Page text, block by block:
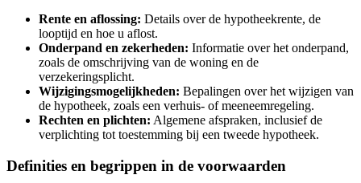
Rente en aflossing: Details over de hypotheekrente, de
looptijd en hoe u aflost.
Onderpand en zekerheden: Informatie over het onderpand,
zoals de omschrijving van de woning en de
verzekeringsplicht.
Wijzigingsmogelijkheden: Bepalingen over het wijzigen van
de hypotheek, zoals een verhuis- of meeneemregeling.
Rechten en plichten: Algemene afspraken, inclusief de
verplichting tot toestemming bij een tweede hypotheek.
Definities en begrippen in de voorwaarden